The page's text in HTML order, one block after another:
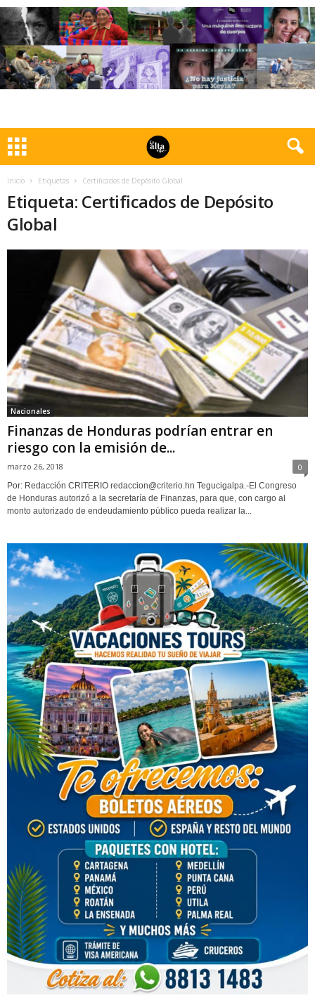
Inicio Etiquetas Certificados de Depósito Global
Etiqueta: Certificados de Depósito
Global
Nacionales
Finanzas de Honduras podrían entrar en
riesgo con la emisión de...
marzo 26, 2018 0
Por: Redacción CRITERIO redaccion@criterio.hn Tegucigalpa.-El Congreso
de Honduras autorizó a la secretaría de Finanzas, para que, con cargo al
monto autorizado de endeudamiento público pueda realizar la...